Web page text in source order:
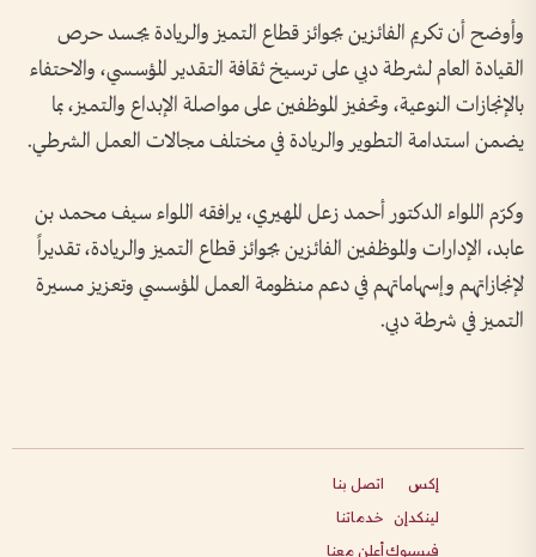
وأوضح أن تكريم الفائزين بجوائز قطاع التميز والريادة يجسد حرص
القيادة العام لشرطة دبي على ترسيخ ثقافة التقدير المؤسسي، والاحتفاء
بالإنجازات النوعية، وتحفيز الموظفين على مواصلة الإبداع والتميز، بما
يضمن استدامة التطوير والريادة في مختلف مجالات العمل الشرطي.
وكرّم اللواء الدكتور أحمد زعل المهيري، يرافقه اللواء سيف محمد بن
عابد، الإدارات والموظفين الفائزين بجوائز قطاع التميز والريادة، تقديراً
لإنجازاتهم وإسهاماتهم في دعم منظومة العمل المؤسسي وتعزيز مسيرة
التميز في شرطة دبي.
إكس
لينكدإن
فيسبوك
اتصل بنا
خدماتنا
أعلن معنا